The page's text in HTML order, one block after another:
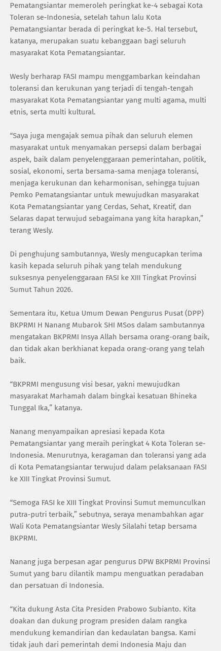
Pematangsiantar memeroleh peringkat ke-4 sebagai Kota
Toleran se-Indonesia, setelah tahun lalu Kota
Pematangsiantar berada di peringkat ke-5. Hal tersebut,
katanya, merupakan suatu kebanggaan bagi seluruh
masyarakat Kota Pematangsiantar.
Wesly berharap FASI mampu menggambarkan keindahan
toleransi dan kerukunan yang terjadi di tengah-tengah
masyarakat Kota Pematangsiantar yang multi agama, multi
etnis, serta multi kultural.
“Saya juga mengajak semua pihak dan seluruh elemen
masyarakat untuk menyamakan persepsi dalam berbagai
aspek, baik dalam penyelenggaraan pemerintahan, politik,
sosial, ekonomi, serta bersama-sama menjaga toleransi,
menjaga kerukunan dan keharmonisan, sehingga tujuan
Pemko Pematangsiantar untuk mewujudkan masyarakat
Kota Pematangsiantar yang Cerdas, Sehat, Kreatif, dan
Selaras dapat terwujud sebagaimana yang kita harapkan,”
terang Wesly.
Di penghujung sambutannya, Wesly mengucapkan terima
kasih kepada seluruh pihak yang telah mendukung
suksesnya penyelenggaraan FASI ke XIII Tingkat Provinsi
Sumut Tahun 2026.
Sementara itu, Ketua Umum Dewan Pengurus Pusat (DPP)
BKPRMI H Nanang Mubarok SHI MSos dalam sambutannya
mengatakan BKPRMI Insya Allah bersama orang-orang baik,
dan tidak akan berkhianat kepada orang-orang yang telah
baik.
“BKPRMI mengusung visi besar, yakni mewujudkan
masyarakat Marhamah dalam bingkai kesatuan Bhineka
Tunggal Ika,” katanya.
Nanang menyampaikan apresiasi kepada Kota
Pematangsiantar yang meraih peringkat 4 Kota Toleran se-
Indonesia. Menurutnya, keragaman dan toleransi yang ada
di Kota Pematangsiantar terwujud dalam pelaksanaan FASI
ke XIII Tingkat Provinsi Sumut.
“Semoga FASI ke XIII Tingkat Provinsi Sumut memunculkan
putra-putri terbaik,” sebutnya, seraya menambahkan agar
Wali Kota Pematangsiantar Wesly Silalahi tetap bersama
BKPRMI.
Nanang juga berpesan agar pengurus DPW BKPRMI Provinsi
Sumut yang baru dilantik mampu menguatkan peradaban
dan persatuan di Indonesia.
“Kita dukung Asta Cita Presiden Prabowo Subianto. Kita
doakan dan dukung program presiden dalam rangka
mendukung kemandirian dan kedaulatan bangsa. Kami
tidak jauh dari pemerintah demi Indonesia Maju dan